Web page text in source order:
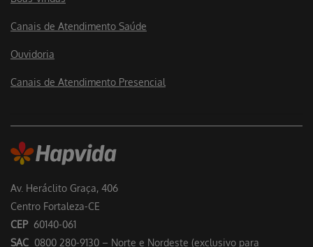
Av. Heráclito Graça, 406
Centro Fortaleza-CE
CEP 60140-061
SAC 0800 280-9130 – Norte e Nordeste (exclusivo para
Canais de Atendimento Saúde
Ouvidoria
Canais de Atendimento Presencial